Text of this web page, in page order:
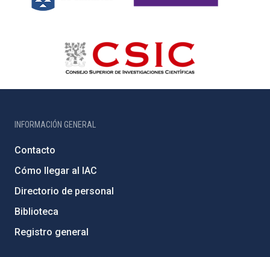
INFORMACIÓN GENERAL
Contacto
Cómo llegar al IAC
Directorio de personal
Biblioteca
Registro general